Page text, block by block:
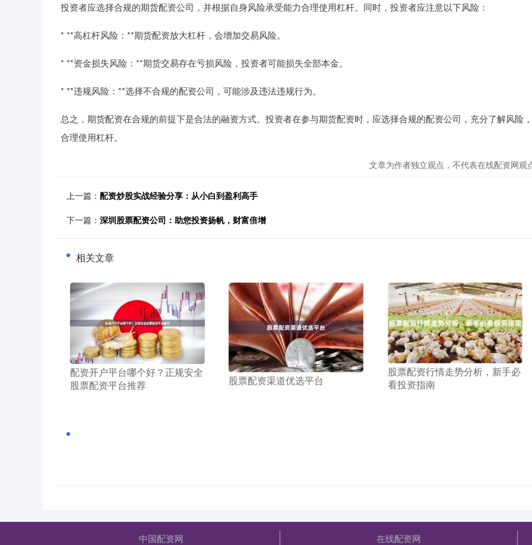
投资者应选择合规的期货配资公司，并根据自身风险承受能力合理使用杠杆。同时，投资者应注意以下风险：
* **高杠杆风险：**期货配资放大杠杆，会增加交易风险。
* **资金损失风险：**期货交易存在亏损风险，投资者可能损失全部本金。
* **违规风险：**选择不合规的配资公司，可能涉及违法违规行为。
总之，期货配资在合规的前提下是合法的融资方式。投资者在参与期货配资时，应选择合规的配资公司，充分了解风险
合理使用杠杆。
文章为作者独立观点，不代表在线配资网观
上一篇： 配资炒股实战经验分享：从小白到盈利高手
下一篇： 深圳股票配资公司：助您投资扬帆，财富倍增
相关文章
​配资开户平台哪个好？正规安全
股票配资平台推荐
​股票配资渠道优选平台
​股票配资行情走势分析，新手必
看投资指南
中国配资网 在线配资网